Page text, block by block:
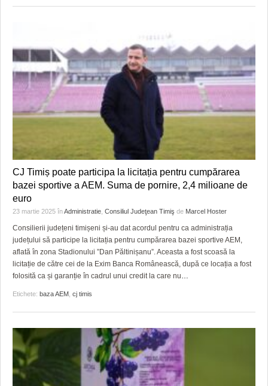
CJ Timiș poate participa la licitația pentru cumpărarea
bazei sportive a AEM. Suma de pornire, 2,4 milioane de
euro
23 martie 2025 înAdministratie Consiliul Judeţean Timiş de Marcel Hoster
Consilierii județeni timișeni și-au dat acordul pentru ca administrația
județului să participe la licitația pentru cumpărarea bazei sportive AEM,
aflată în zona Stadionului ”Dan Păltinișanu”. Aceasta a fost scoasă la
licitație de către cei de la Exim Banca Românească, după ce locația a fost
folosită ca și garanție în cadrul unui credit la care nu
Etichete: baza AEM cj timis